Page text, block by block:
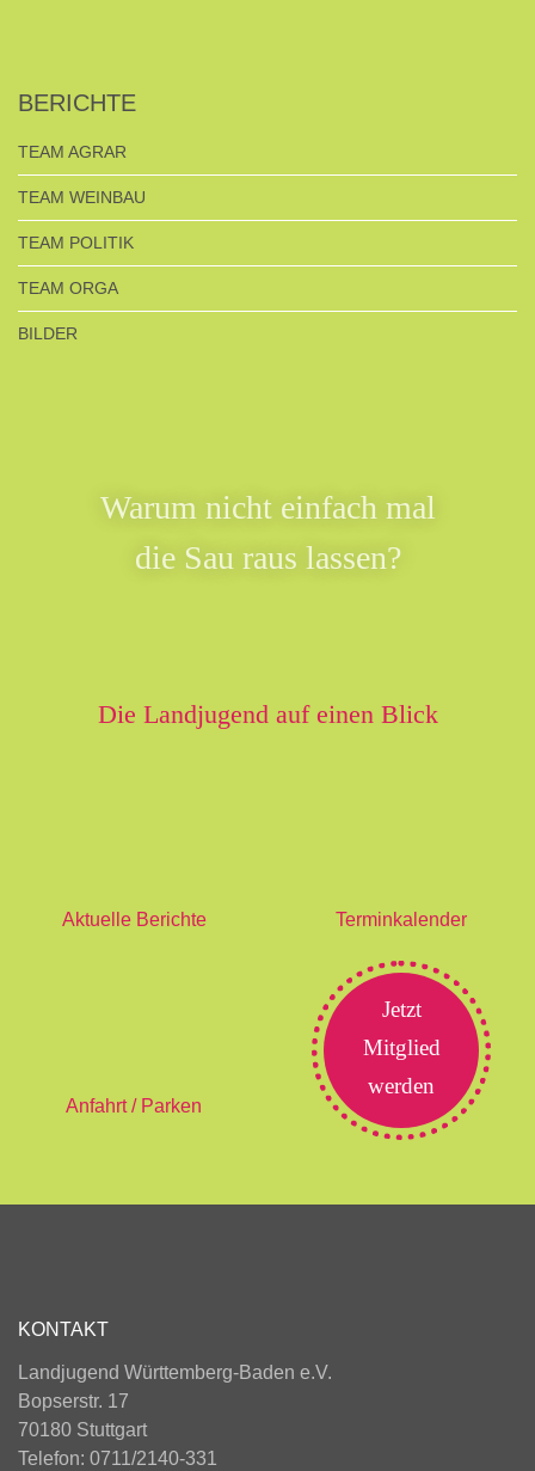
BERICHTE
TEAM AGRAR
TEAM WEINBAU
TEAM POLITIK
TEAM ORGA
BILDER
Warum nicht einfach mal
die Sau raus lassen?
Die Landjugend auf einen Blick
Aktuelle Berichte Terminkalender
Anfahrt / Parken
Jetzt
Mitglied
werden
KONTAKT
Landjugend Württemberg-Baden e.V.
Bopserstr. 17
70180 Stuttgart
Telefon: 0711/2140-331